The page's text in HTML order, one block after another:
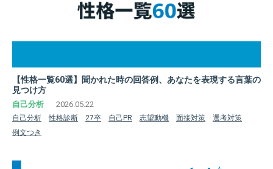
【性格一覧60選】聞かれた時の回答例、あなたを表現する言葉の
見つけ方
2026.05.22
自己分析 性格診断 27卒 自己PR 志望動機 面接対策
選考対策
例文つき